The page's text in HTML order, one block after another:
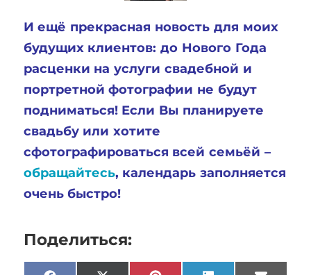
И ещё прекрасная новость для моих
будущих клиентов: до Нового Года
расценки на услуги свадебной и
портретной фотографии не будут
подниматься! Если Вы планируете
свадьбу или хотите
сфотографироваться всей семьёй –
обращайтесь, календарь заполняется
очень быстро!
Поделиться: